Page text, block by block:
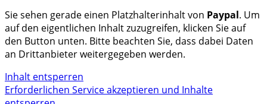
Sie sehen gerade einen Platzhalterinhalt von Paypal. Um
auf den eigentlichen Inhalt zuzugreifen, klicken Sie auf
den Button unten. Bitte beachten Sie, dass dabei Daten
an Drittanbieter weitergegeben werden.
Inhalt entsperren
Erforderlichen Service akzeptieren und Inhalte